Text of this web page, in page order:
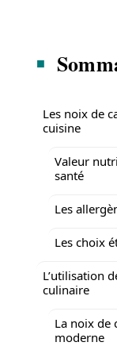
Les noix de
cuisine
Valeur
santé
Les
Les choix
L’utilisation
culinaire
La noix de
moderne